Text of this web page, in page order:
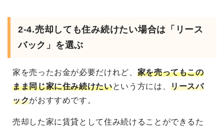
2-4.売却しても住み続けたい場合は「リース
バック」を選ぶ
家を売ったお金が必要だけれど、 家を売ってもこの
まま同じ家に住み続けたいという方には、リースバ
ックがおすすめです。
売却した家に賃貸として住み続けることができるた